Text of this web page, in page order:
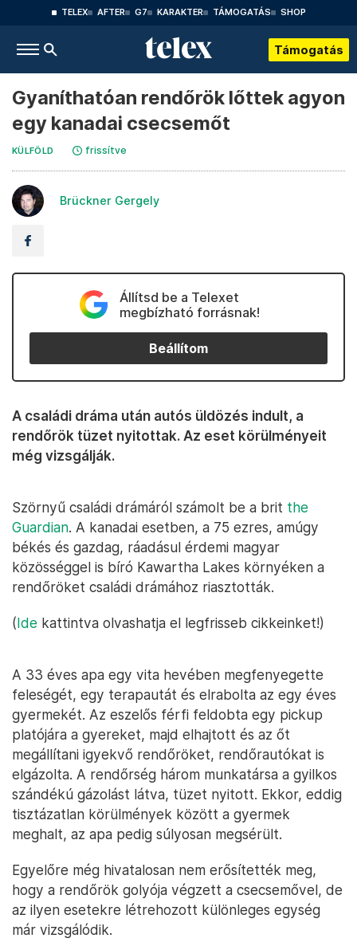
TELEX AFTER G7 KARAKTER TÁMOGATÁS SHOP
Támogatás
Gyaníthatóan rendőrök lőttek agyon
egy kanadai csecsemőt
KÜLFÖLD frissítve
Brückner Gergely
Állítsd be a Telexet
megbízható forrásnak!
Beállítom
A családi dráma után autós üldözés indult, a
rendőrök tüzet nyitottak. Az eset körülményeit
még vizsgálják.
Szörnyű családi drámáról számolt be a brit the
Guardian. A kanadai esetben, a 75 ezres, amúgy
békés és gazdag, ráadásul érdemi magyar
közösséggel is bíró Kawartha Lakes környéken a
rendőröket családi drámához riasztották.
(Ide kattintva olvashatja el legfrisseb cikkeinket!)
A 33 éves apa egy vita hevében megfenyegette
feleségét, egy terapautát és elrabolta az egy éves
gyermekét. Az eszelős férfi feldobta egy pickup
platójára a gyereket, majd elhajtott és az őt
megállítani igyekvő rendőröket, rendőrautókat is
elgázolta. A rendőrség három munkatársa a gyilkos
szándékú gázolást látva, tüzet nyitott. Ekkor, eddig
tisztázatlan körülmények között a gyermek
meghalt, az apa pedig súlyosan megsérült.
Egyelőre még hivatalosan nem erősítették meg,
hogy a rendőrök golyója végzett a csecsemővel, de
az ilyen esetekre létrehozott különleges egység
már vizsgálódik.